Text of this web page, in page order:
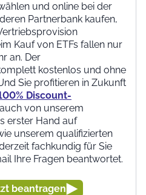
und online bei der
Partnerbank kaufen,
Kauf von ETFs fallen nur
an. Der
kostenlos und ohne
Sie profitieren in Zukunft
Discount-
von unserem
erster Hand auf
unserem qualifizierten
fachkundig für Sie
Ihre Fragen beantwortet.
beantragen